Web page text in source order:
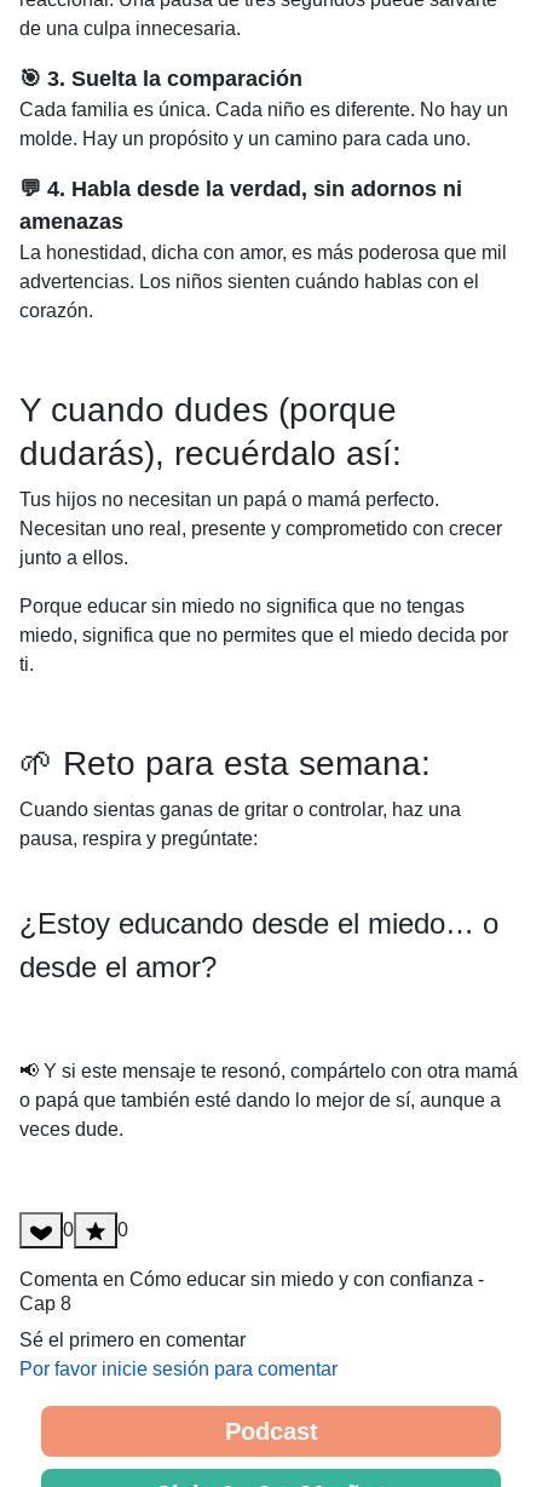
de una culpa innecesaria.
🎯 3. Suelta la comparación
Cada familia es única. Cada niño es diferente. No hay un
molde. Hay un propósito y un camino para cada uno.
💬 4. Habla desde la verdad, sin adornos ni
amenazas
La honestidad, dicha con amor, es más poderosa que mil
advertencias. Los niños sienten cuándo hablas con el
corazón.
Y cuando dudes (porque
dudarás), recuérdalo así:
Tus hijos no necesitan un papá o mamá perfecto.
Necesitan uno real, presente y comprometido con crecer
junto a ellos.
Porque educar sin miedo no significa que no tengas
miedo, significa que no permites que el miedo decida por
ti.
🌱 Reto para esta semana:
Cuando sientas ganas de gritar o controlar, haz una
pausa, respira y pregúntate:
¿Estoy educando desde el miedo… o
desde el amor?
📢 Y si este mensaje te resonó, compártelo con otra mamá
o papá que también esté dando lo mejor de sí, aunque a
veces dude.
0 0
Comenta en Cómo educar sin miedo y con confianza -
Cap 8
Sé el primero en comentar
Por favor inicie sesión para comentar
Podcast